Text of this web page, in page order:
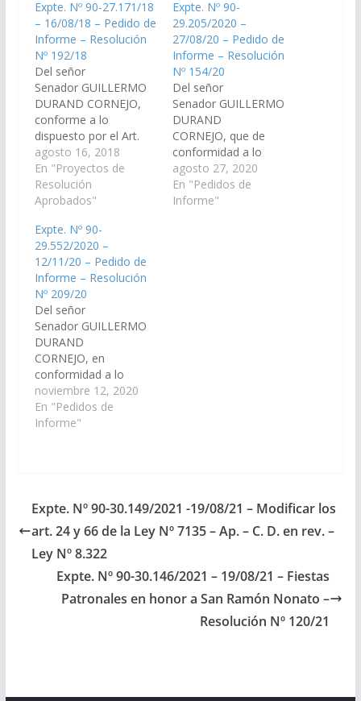
Expte. Nº 90-27.171/18
– 16/08/18 – Pedido de
Informe – Resolución
Nº 192/18
Del señor
Senador GUILLERMO
DURAND CORNEJO,
conforme a lo
dispuesto por el Art.
116 de la Constitución
de la Provincia y 149
del Reglamento de
este Cuerpo, se
Gabinete de Ministros,
y por su intermedio al
Ministerio de Salud,
para que en un plazo
de 10 días,…
agosto 16, 2018
En "Proyectos de
Resolución
Aprobados"
Expte. Nº 90-
29.205/2020 –
27/08/20 – Pedido de
Informe – Resolución
Nº 154/20
Del señor
Senador GUILLERMO
DURAND
CORNEJO, que de
conformidad a lo
preceptuado por el art.
116 de la Constitución
de la Provincia de Salta
agosto 27, 2020
En "Pedidos de
Informe"
Expte. Nº 90-
29.552/2020 –
12/11/20 – Pedido de
Informe – Resolución
Nº 209/20
Del señor
Senador GUILLERMO
DURAND
CORNEJO, en
conformidad a lo
dispuesto por el
artículo 116 de la
Constitución Provincial
de la Provincia de Salta
y por su intermedio al
COE (Comité Operativo
de Emergencia) para
que en…
noviembre 12, 2020
En "Pedidos de
Informe"
Expte. Nº 90-30.149/2021 -19/08/21 – Modificar los
art. 24 y 66 de la Ley Nº 7135 – Ap. – C. D. en rev. –
Ley Nº 8.322
Expte. Nº 90-30.146/2021 – 19/08/21 – Fiestas
Patronales en honor a San Ramón Nonato –
Resolución Nº 120/21